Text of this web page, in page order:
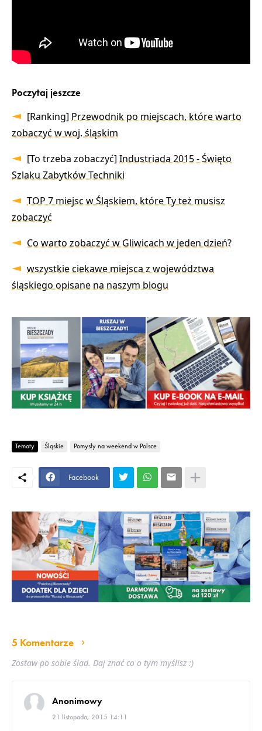
Poczytaj jeszcze
[Ranking] Przewodnik po miejscach, które warto
zobaczyć w woj. śląskim
[To trzeba zobaczyć] Industriada 2015 - Święto
Szlaku Zabytków Techniki
TOP 7 miejsc w Śląskiem, które Ty też musisz
zobaczyć
Co warto zobaczyć w Gliwicach w jeden dzień?
wszystkie ciekawe miejsca z województwa
śląskiego opisane na naszym blogu
Tematy Śląskie Pomysły na weekend w Polsce
Facebook
5 Komentarze
Zostaw po sobie ślad. Daj znać co o tym myślisz :)
Anonimowy
21 listopada, 2015 14:11